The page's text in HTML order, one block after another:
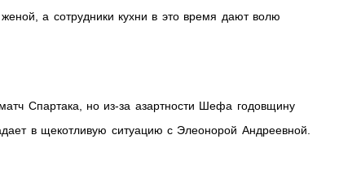
а сотрудники кухни в это время дают волю
Спартака, но из-за азартности Шефа годовщину
в щекотливую ситуацию с Элеонорой Андреевной.